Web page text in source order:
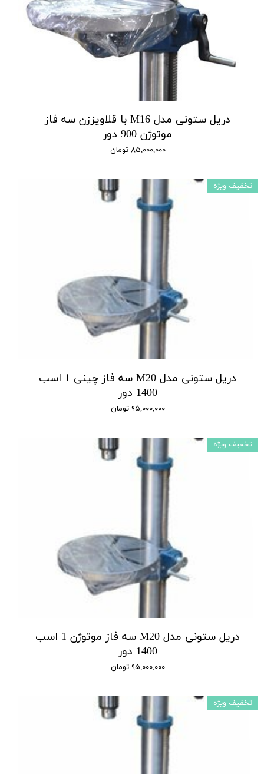
دریل ستونی مدل M16 با قلاویززن سه فاز
موتوژن 900 دور
۸۵,۰۰۰,۰۰۰ تومان
دریل ستونی مدل M20 سه فاز چینی 1 اسب
1400 دور
۹۵,۰۰۰,۰۰۰ تومان
تخفیف ویژه
دریل ستونی مدل M20 سه فاز موتوژن 1 اسب
1400 دور
۹۵,۰۰۰,۰۰۰ تومان
تخفیف ویژه
تخفیف ویژه